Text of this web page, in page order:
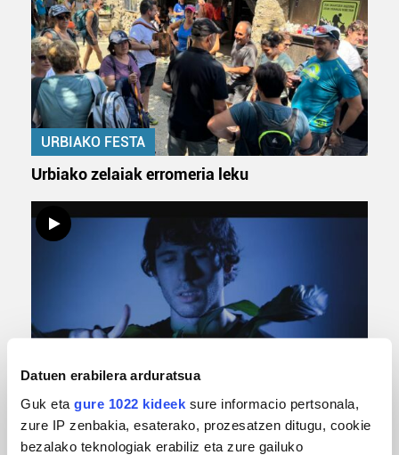
Datuen erabilera arduratsua
Guk eta gure 1022 kideek sure informacio pertsonala,
zure IP zenbakia, esaterako, prozesatzen ditugu, cookie
bezalako teknologiak erabiliz eta zure gailuko
URBIAKO FESTA
Urbiako zelaiak erromeria leku
MUSIKA
Odik berria ezagutzeko aukera 'KimiK' eta
'Amaaaa!' abestiekin